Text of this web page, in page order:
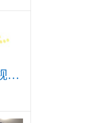
2026中国国际广播电视信息网络展览会展